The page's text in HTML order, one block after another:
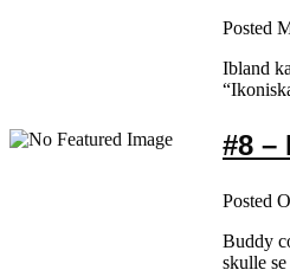
Posted
Ibland
#8 –
Posted
Buddy
skulle